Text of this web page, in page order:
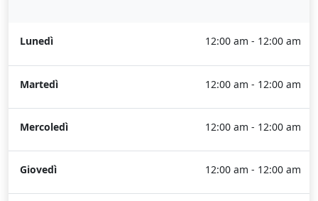
Lunedì 12:00 am - 12:00 am
Martedì 12:00 am - 12:00 am
Mercoledì 12:00 am - 12:00 am
Giovedì 12:00 am - 12:00 am